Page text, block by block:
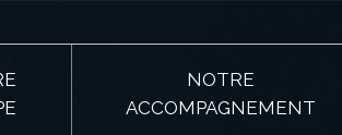
NOTRE
ACCOMPAGNEMENT